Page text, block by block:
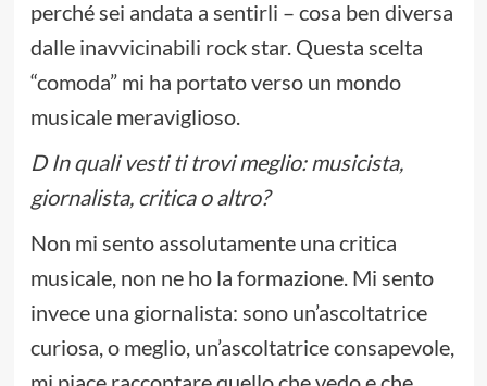
perché sei andata a sentirli – cosa ben diversa
dalle inavvicinabili rock star. Questa scelta
“comoda” mi ha portato verso un mondo
musicale meraviglioso.
D In quali vesti ti trovi meglio: musicista,
giornalista, critica o altro?
Non mi sento assolutamente una critica
musicale, non ne ho la formazione. Mi sento
invece una giornalista: sono un’ascoltatrice
curiosa, o meglio, un’ascoltatrice consapevole,